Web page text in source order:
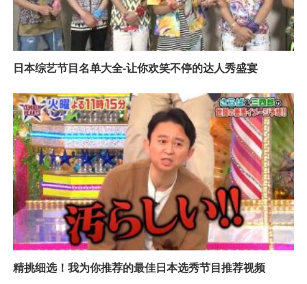
日本综艺节目名单大全-让你欢笑不停的达人秀盛宴
精挑细选！我为你推荐的最佳日本选秀节目推荐视频